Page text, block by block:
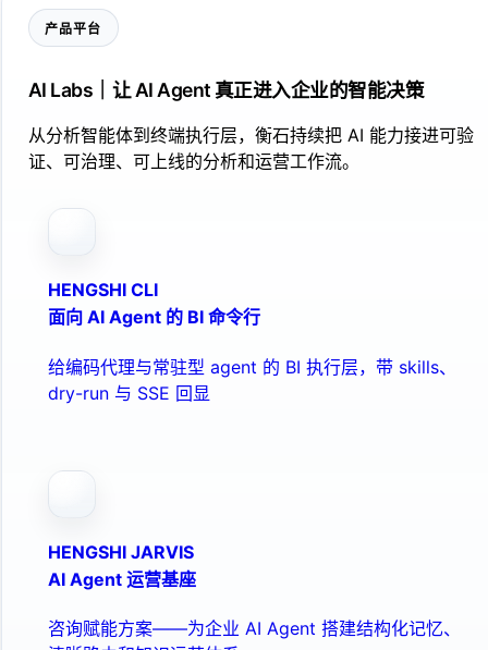
产品平台
AI Labs｜让 AI Agent 真正进入企业的智能决策
从分析智能体到终端执行层，衡石持续把 AI 能力接进可验
证、可治理、可上线的分析和运营工作流。
HENGSHI CLI
面向 AI Agent 的 BI 命令行
给编码代理与常驻型 agent 的 BI 执行层，带 skills、
dry-run 与 SSE 回显
HENGSHI JARVIS
AI Agent 运营基座
咨询赋能方案——为企业 AI Agent 搭建结构化记忆、